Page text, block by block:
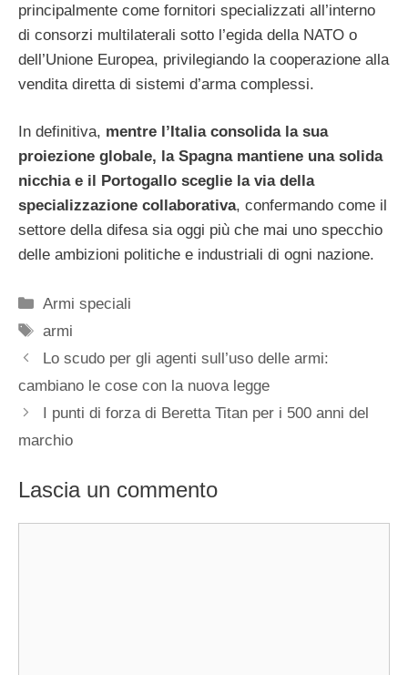
principalmente come fornitori specializzati all’interno
di consorzi multilaterali sotto l’egida della NATO o
dell’Unione Europea, privilegiando la cooperazione alla
vendita diretta di sistemi d’arma complessi.
In definitiva, mentre l’Italia consolida la sua
proiezione globale, la Spagna mantiene una solida
nicchia e il Portogallo sceglie la via della
specializzazione collaborativa, confermando come il
settore della difesa sia oggi più che mai uno specchio
delle ambizioni politiche e industriali di ogni nazione.
Categorie
Armi speciali
Tag
armi
Lo scudo per gli agenti sull’uso delle armi:
cambiano le cose con la nuova legge
I punti di forza di Beretta Titan per i 500 anni del
marchio
Lascia un commento